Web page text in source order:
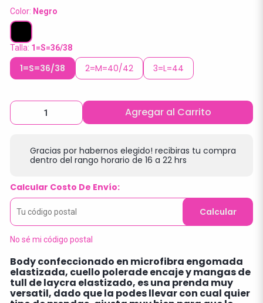
Color: Negro
Talla: 1=S=36/38
1=S=36/38 2=M=40/42 3=L=44
Agregar al Carrito
Gracias por habernos elegido! recibiras tu compra
dentro del rango horario de 16 a 22 hrs
Calcular Costo De Envío:
Calcular
No sé mi código postal
Body confeccionado en microfibra engomada
elastizada, cuello polerade encaje y mangas de
tull de laycra elastizado, es una prenda muy
versatil, dado que la podes llevar con cual quier